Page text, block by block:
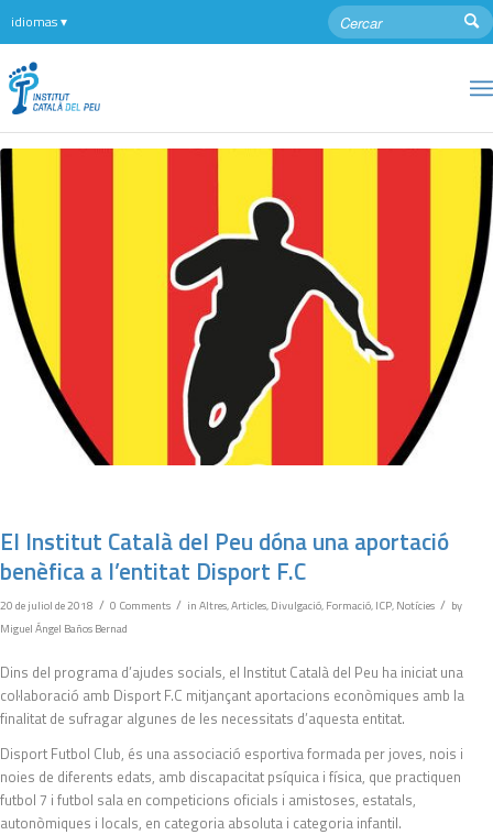
El Institut Català del Peu dóna una aportació
benèfica a l’entitat Disport F.C
20 de juliol de 2018 / 0 Comments / inAltres,Articles,Divulgació,Formació,ICP,Notícies / by
Miguel Ángel Baños Bernad
Dins del programa d’ajudes socials, el Institut Català del Peu ha iniciat una
col·laboració amb Disport F.C mitjançant aportacions econòmiques amb la
finalitat de sufragar algunes de les necessitats d’aquesta entitat.
Disport Futbol Club, és una associació esportiva formada per joves, nois i
noies de diferents edats, amb discapacitat psíquica i física, que practiquen
futbol 7 i futbol sala en competicions oficials i amistoses, estatals,
autonòmiques i locals, en categoria absoluta i categoria infantil.